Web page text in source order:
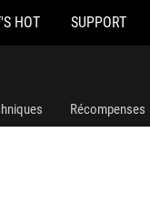
HOT SUPPORT
Récompenses